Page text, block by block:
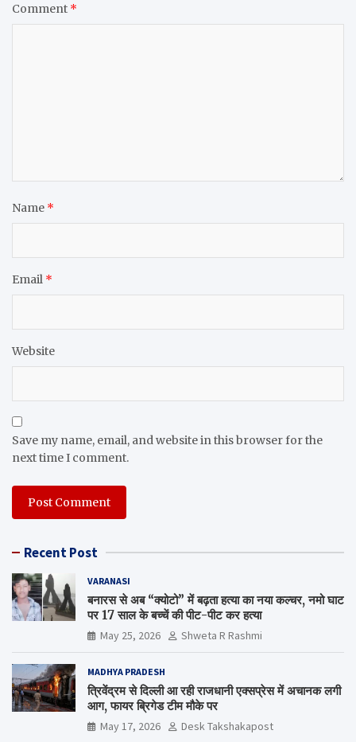
Comment *
Name *
Email *
Website
Save my name, email, and website in this browser for the
next time I comment.
Recent Post
VARANASI
बनारस से अब “क्योटो” में बढ़ता हत्या का नया कल्चर, नमो घाट
पर 17 साल के बच्चें की पीट-पीट कर हत्या
May 25, 2026 Shweta R Rashmi
MADHYA PRADESH
त्रिवेंद्रम से दिल्ली आ रही राजधानी एक्सप्रेस में अचानक लगी
आग, फायर ब्रिगेड टीम मौके पर
May 17, 2026 Desk Takshakapost